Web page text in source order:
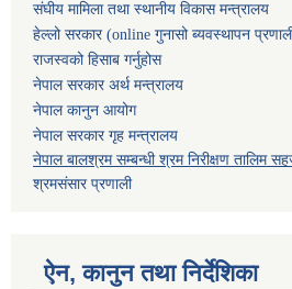
संघीय मामिला तथा स्थानीय विकास मन्त्रालय
हेल्लो सरकार (online गुनासो ब्यवस्थापन
राजस्वको हिसाब गर्नुहोस
नेपाल सरकार अर्थ मन्त्रालय
नेपाल कानुन आयोग
नेपाल सरकार गृह मन्त्रालय
नेपाल बालश्रम सम्बन्धी श्रम निरीक्षण तालिम
श्रमसंसार प्रणाली
ऐन, कानुन तथा निर्देशिका